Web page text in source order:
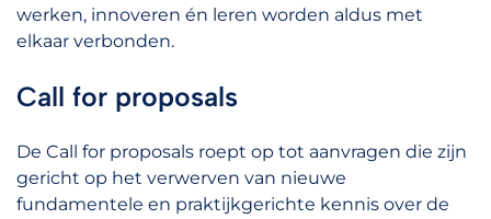
werken, innoveren én leren worden aldus met
elkaar verbonden.
Call for proposals
De Call for proposals roept op tot aanvragen die zijn
gericht op het verwerven van nieuwe
fundamentele en praktijkgerichte kennis over de